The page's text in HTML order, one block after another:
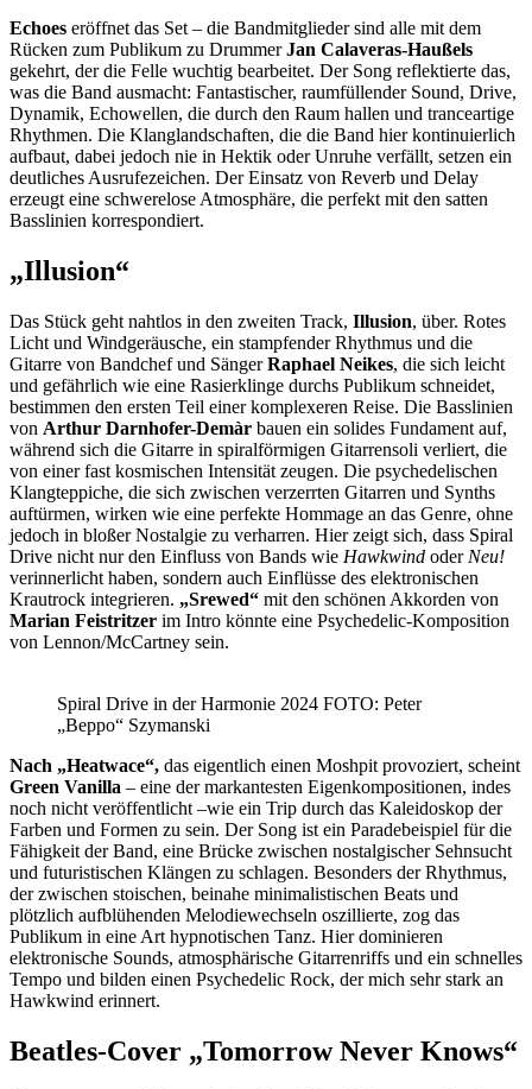
Echoes eröffnet das Set – die Bandmitglieder sind alle mit dem
Rücken zum Publikum zu DrummerJan Calaveras-Haußels
gekehrt, der die Felle wuchtig bearbeitet. Der Song reflektierte das,
was die Band ausmacht: Fantastischer, raumfüllender Sound, Drive,
Dynamik, Echowellen, die durch den Raum hallen und tranceartige
Rhythmen. Die Klanglandschaften, die die Band hier kontinuierlich
aufbaut, dabei jedoch nie in Hektik oder Unruhe verfällt, setzen ein
deutliches Ausrufezeichen. Der Einsatz von Reverb und Delay
erzeugt eine schwerelose Atmosphäre, die perfekt mit den satten
Basslinien korrespondiert.
„Illusion“
Das Stück geht nahtlos in den zweiten Track, Illusion, über. Rotes
Licht und Windgeräusche, ein stampfender Rhythmus und die
Gitarre von Bandchef und SängerRaphael Neikes, die sich leicht
und gefährlich wie eine Rasierklinge durchs Publikum schneidet,
bestimmen den ersten Teil einer komplexeren Reise. Die Basslinien
von Arthur Darnhofer-Demàr bauen ein solides Fundament auf,
während sich die Gitarre in spiralförmigen Gitarrensoli verliert, die
von einer fast kosmischen Intensität zeugen. Die psychedelischen
Klangteppiche, die sich zwischen verzerrten Gitarren und Synths
auftürmen, wirken wie eine perfekte Hommage an das Genre, ohne
jedoch in bloßer Nostalgie zu verharren. Hier zeigt sich, dass Spiral
Drive nicht nur den Einfluss von Bands wie Hawkwind oder Neu!
verinnerlicht haben, sondern auch Einflüsse des elektronischen
Krautrock integrieren. „Srewed“ mit den schönen Akkorden von
Marian Feistritzer im Intro könnte eine Psychedelic-Komposition
von Lennon/McCartney sein.
Spiral Drive in der Harmonie 2024 FOTO: Peter
„Beppo“ Szymanski
Nach „Heatwace“, das eigentlich einen Moshpit provoziert, scheint
Green Vanilla – eine der markantesten Eigenkompositionen, indes
noch nicht veröffentlicht –wie ein Trip durch das Kaleidoskop der
Farben und Formen zu sein. Der Song ist ein Paradebeispiel für die
Fähigkeit der Band, eine Brücke zwischen nostalgischer Sehnsucht
und futuristischen Klängen zu schlagen. Besonders der Rhythmus,
der zwischen stoischen, beinahe minimalistischen Beats und
plötzlich aufblühenden Melodiewechseln oszillierte, zog das
Publikum in eine Art hypnotischen Tanz. Hier dominieren
elektronische Sounds, atmosphärische Gitarrenriffs und ein schnelles
Tempo und bilden einen Psychedelic Rock, der mich sehr stark an
Hawkwind erinnert.
Beatles-Cover „Tomorrow Never Knows“